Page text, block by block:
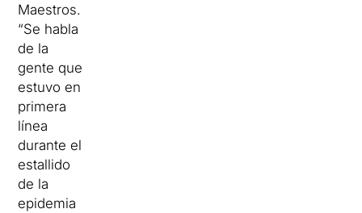
Maestros.
“Se habla
de la
gente que
estuvo en
primera
línea
durante el
estallido
de la
epidemia